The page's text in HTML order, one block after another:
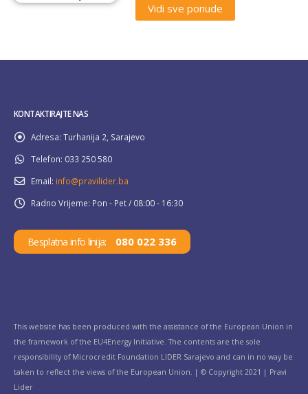
Vidi sve ponude
KONTAKTIRAJTE NAS
Adresa: Turhanija 2, Sarajevo
Telefon: 033 250 580
Email: info@pravilider.ba
Radno Vrijeme: Pon - Pet / 08:00 - 16:30
Besplatna info linija: 080 022 336
This website has been produced with the assistance of the European Union in
the framework of the EU4Energy Initiative. The contents are the sole
responsibility of Microcredit Foundation LIDER Sarajevo and can in no way be
taken to reflect the views of the European Union. | © Copyright 2021 | Pravi
Lider